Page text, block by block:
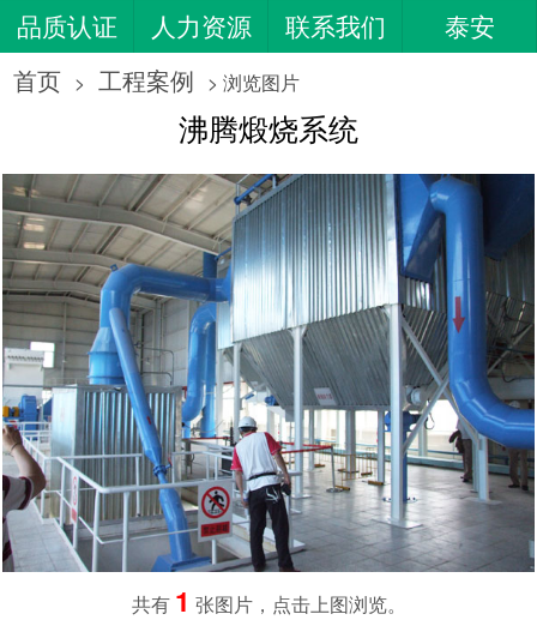
品质认证
人力资源 联系我们
泰安
济南
菏泽
东平 新泰
曲阜
莱芜 联系我们
首页 > 工程案例 > 浏览图片
沸腾煅烧系统
共有 1 张图片，点击上图浏览。